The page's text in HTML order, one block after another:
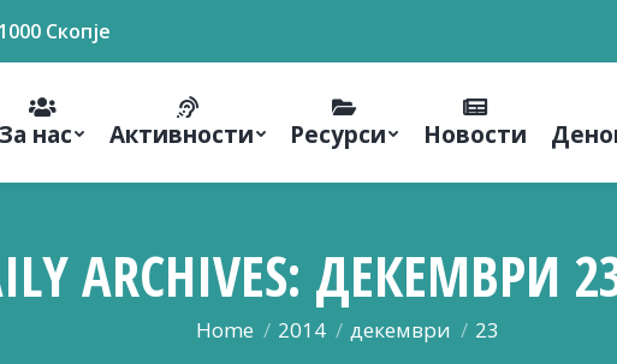
Скопје
За нас Активности Ресурси Новости
ARCHIVES: ДЕКЕМВРИ
You are here:
Home 2014 декември 23